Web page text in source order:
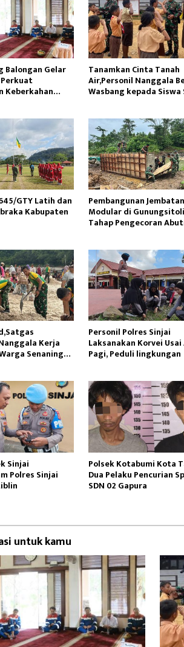
Balongan Gelar
Perkuat
Keberkahan
Tanamkan Cinta Tanah
Air,Personil Nanggala
Wasbang kepada Siswa
GTY Latih dan
Kabupaten
Pembangunan Jembatan
Modular di
Tahap Pengecoran
Kerja
Senaning
Personil Polres Sinjai
Laksanakan Korvei Usai
Pagi, Peduli lingkungan
Sinjai
Polres Sinjai
Polsek Kotabumi Kota
Dua Pelaku Pencurian
SDN 02 Gapura
untuk kamu